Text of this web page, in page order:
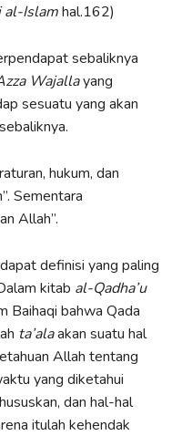
al-Islamhal.162)
sebaliknya
Wajallayang
sesuatu yang akan
hukum, dan
Sementara
Allah”.
definisi yang paling
kitab al-Qadha’u
Baihaqi bahwa Qada
ta’alaakan suatu hal
Allah tentang
yang diketahui
dan hal-hal
itulah kehendak